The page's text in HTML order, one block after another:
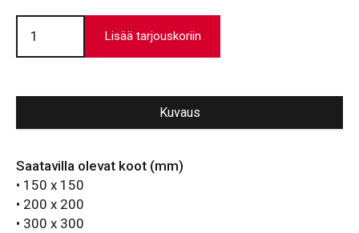
Hätäpuhelin
panoraamaopaste
//
Lisää tarjouskoriin
Kuvaus
Saatavilla olevat koot (mm)
• 150 x 150
• 200 x 200
• 300 x 300